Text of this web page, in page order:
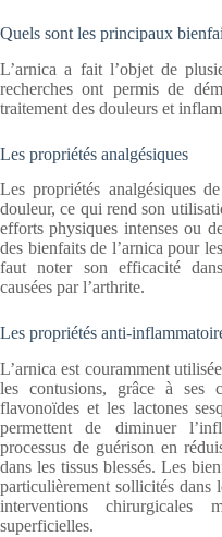
Quels sont les principaux
L’arnica a fait l’objet de
recherches ont permis de
traitement des douleurs et
Les propriétés analgésiques
Les propriétés analgésiques
douleur, ce qui rend son
efforts physiques intenses ou
des bienfaits de l’arnica pour
faut noter son efficacité
causées par l’arthrite.
Les propriétés anti-
L’arnica est couramment
les contusions, grâce à ses
flavonoïdes et les lactones
permettent de diminuer
processus de guérison en
dans les tissus blessés. Les
particulièrement sollicités dans
interventions chirurgicales
superficielles.